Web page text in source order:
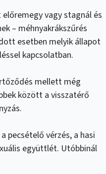
vagy stagnál és
– méhnyakrákszűrés
esetben melyik állapot
kapcsolatban.
mellett még
között a visszatérő
pecsételő vérzés, a hasi
együttlét. Utóbbinál